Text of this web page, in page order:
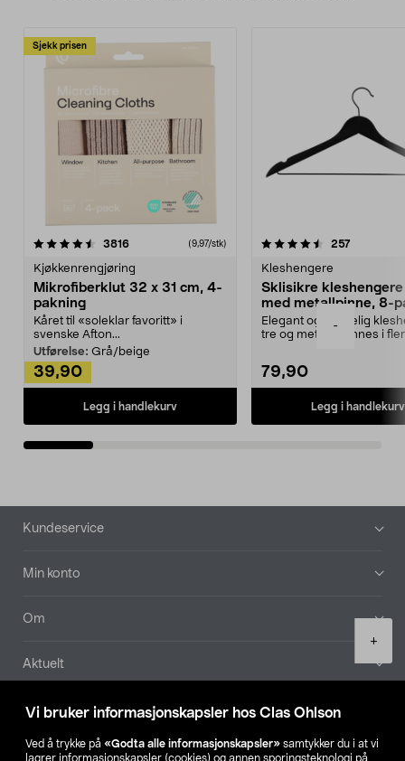
Vi bruker informasjonskapsler hos Clas Ohlson
Ved å trykke på «Godta alle informasjonskapsler» samtykker du i at vi
lagrer informasjonskapsler (cookies) og annen sporingsteknologi på
-
+
Sjekk prisen
3816anmeldelser(9,97/stk)
Kjøkkenrengjøring
Mikrofiberklut 32 x 31 cm, 4-
pakning
Kåret til «soleklar favoritt» i
svenske Afton...
Utførelse: Grå/beige
39,90
Legg i handlekurv
4.5av 5 stjerner 257
Kleshengere
Sklisikre
med metallpinne, 8-
Elegant og skikkelig
tre og metall – finnes i
79,90
Legg i handlekurv
4.5av 5 stjerner
Bunntekst
Kundeservice
Min konto
Om
Aktuelt
Våre selskaper
Finn din butikk